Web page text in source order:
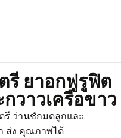
รี ยาอกฟูรูฟิต
วาวเครือขาว
รี ว่านชักมดลูกและ
ส่ง คุณภาพได้